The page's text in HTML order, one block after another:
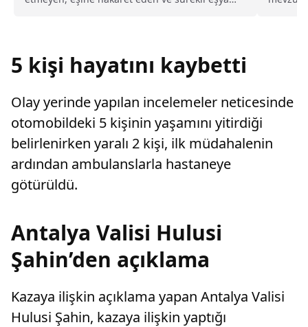
5 kişi hayatını kaybetti
Olay yerinde yapılan incelemeler neticesinde
otomobildeki 5 kişinin yaşamını yitirdiği
belirlenirken yaralı 2 kişi, ilk müdahalenin
ardından ambulanslarla hastaneye
götürüldü.
Antalya Valisi Hulusi
Şahin’den açıklama
Kazaya ilişkin açıklama yapan Antalya Valisi
Hulusi Şahin, kazaya ilişkin yaptığı